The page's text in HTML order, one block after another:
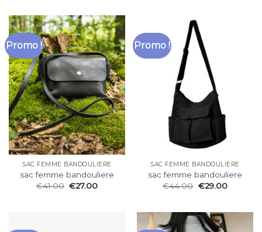
Promo !
SAC FEMME BANDOULIERE
sac femme bandouliere
€41.00 €27.00
Promo !
SAC FEMME BANDOULIERE
sac femme bandouliere
€44.00 €29.00